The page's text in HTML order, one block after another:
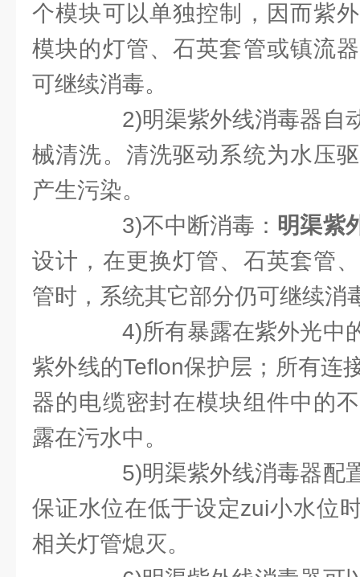
个模块可以单独控制，因而紫
模块的灯管、石英套管或镇流
可继续消毒。
2)明渠紫外线消毒器自
械清洗。清洗驱动系统为水压
产生污染。
3)不中断消毒： 明渠紫
设计，在更换灯管、石英套管
管时，系统其它部分仍可继续消
4)所有暴露在紫外光中
紫外线的Teflon保护层；所有连
器的电缆密封在模块组件中的
露在污水中。
5)明渠紫外线消毒器配
保证水位在低于设定zui小水位
相关灯管熄灭。